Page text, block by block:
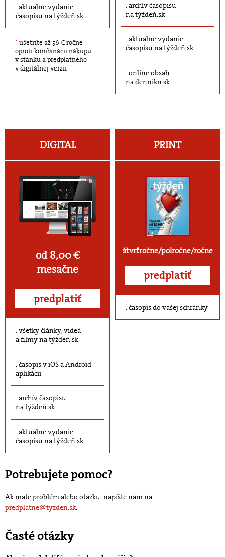
aktuálne vydanie
časopisu na týždeň.sk
* ušetríte až 56 € ročne
oproti kombinácii nákupu
v stánku a predplatného
v digitálnej verzii
archív časopisu
na týždeň.sk
aktuálne vydanie
časopisu na týždeň.sk
online obsah
na dennikn.sk
DIGITAL
od 8,00 €
mesačne
predplatiť
všetky články, videá
a filmy na týždeň.sk
časopis v iOS a Android
aplikácii
archív časopisu
na týždeň.sk
aktuálne vydanie
časopisu na týždeň.sk
PRINT
štvrťročne/polročne/ročne
predplatiť
časopis do vašej schránky
Potrebujete pomoc?
Ak máte problém alebo otázku, napíšte nám na
predplatne@tyzden.sk.
Časté otázky